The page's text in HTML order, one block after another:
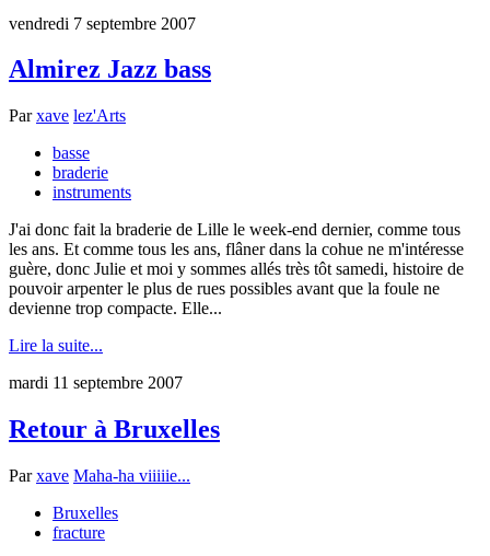
vendredi 7 septembre 2007
Almirez Jazz bass
Parxave lez'Arts
basse
braderie
instruments
J'ai donc fait la braderie de Lille le week-end dernier, comme tous
les ans. Et comme tous les ans, flâner dans la cohue ne m'intéresse
guère, donc Julie et moi y sommes allés très tôt samedi, histoire de
pouvoir arpenter le plus de rues possibles avant que la foule ne
devienne trop compacte. Elle...
Lire la suite...
mardi 11 septembre 2007
Retour à Bruxelles
Parxave Maha-ha viiiiie...
Bruxelles
fracture